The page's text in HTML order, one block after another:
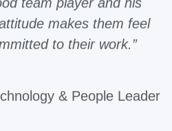
makes them feel
to their work.”
& People Leader